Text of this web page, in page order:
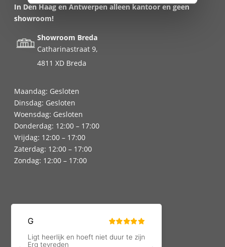
In Den Haag en Antwerpen alleen kantoor en geen
showroom!
Showroom Breda
Catharinastraat 9,
4811 XD Breda
Maandag: Gesloten
Dinsdag: Gesloten
Woensdag: Gesloten
Donderdag: 12:00 – 17:00
Vrijdag: 12:00 – 17:00
Zaterdag: 12:00 – 17:00
Zondag: 12:00 – 17:00